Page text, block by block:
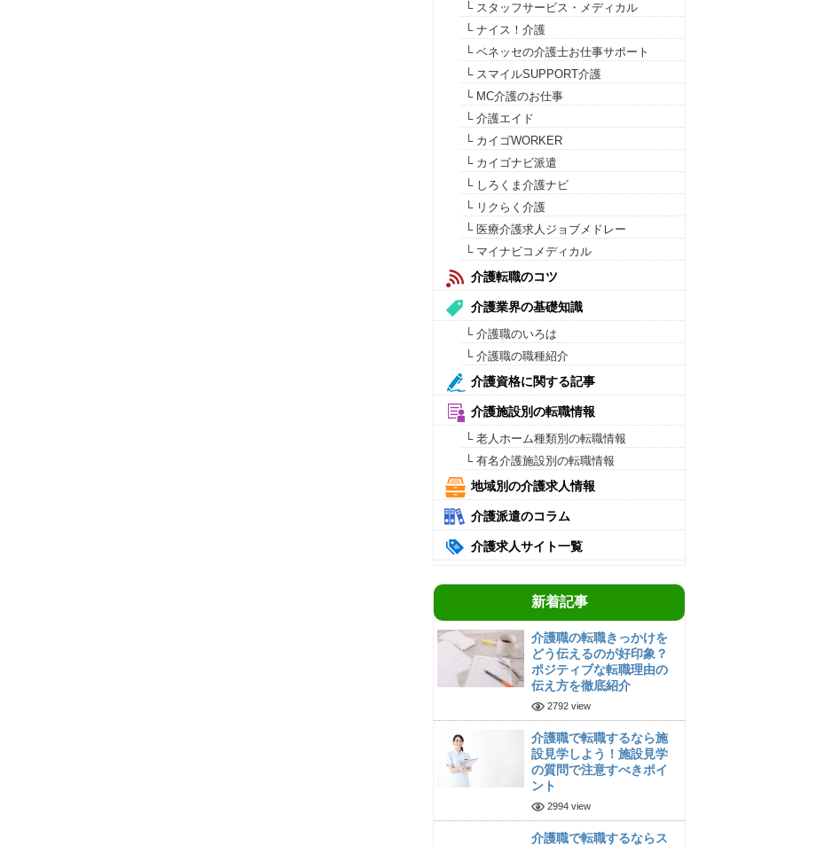
└ スタッフサービス・メディカル
└ ナイス！介護
└ ベネッセの介護士お仕事サポート
└ スマイルSUPPORT介護
└ MC介護のお仕事
└ 介護エイド
└ カイゴWORKER
└ カイゴナビ派遣
└ しろくま介護ナビ
└ リクらく介護
└ 医療介護求人ジョブメドレー
└ マイナビコメディカル
介護転職のコツ
介護業界の基礎知識
└ 介護職のいろは
└ 介護職の職種紹介
介護資格に関する記事
介護施設別の転職情報
└ 老人ホーム種類別の転職情報
└ 有名介護施設別の転職情報
地域別の介護求人情報
介護派遣のコラム
介護求人サイト一覧
新着記事
介護職の転職きっかけを
どう伝えるのが好印象？
ポジティブな転職理由の
伝え方を徹底紹介
2792 view
介護職で転職するなら施
設見学しよう！施設見学
の質問で注意すべきポイ
ント
2994 view
介護職で転職するならス